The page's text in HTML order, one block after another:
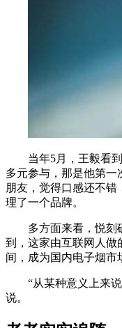
当年5月，王毅看
多元参与，那是他第
朋友，觉得口感还不
理了一个品牌。
多方面来看，悦刻
到，这家由互联网人做
间，成为国内电子烟市
“从某种意义上来
说。